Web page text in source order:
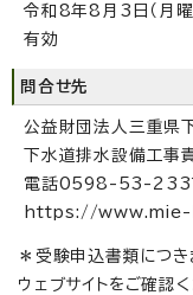
令和8年8月3日（月
有効
問合せ先
公益財団法人三重県
下水道排水設備工事
電話0598-53-
https://
＊受験申込書類につ
ウェブサイトをご確認く